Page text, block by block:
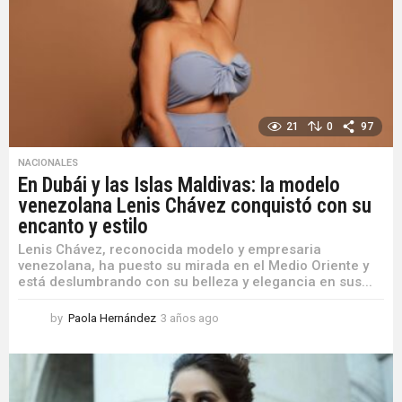
g
21 0 97
NACIONALES
En Dubái y las Islas Maldivas: la modelo
venezolana Lenis Chávez conquistó con su
encanto y estilo
Lenis Chávez, reconocida modelo y empresaria
venezolana, ha puesto su mirada en el Medio Oriente y
está deslumbrando con su belleza y elegancia en sus...
by Paola Hernández 3 años ago
ñ
s